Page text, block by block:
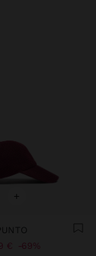
+
€ 69%